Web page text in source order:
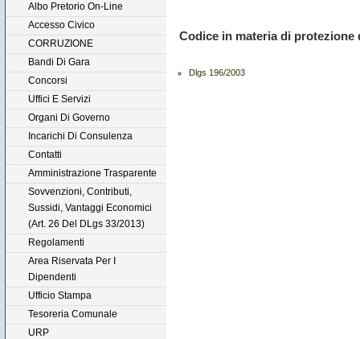
Albo Pretorio On-Line
Accesso Civico
CORRUZIONE
Bandi Di Gara
Concorsi
Uffici E Servizi
Organi Di Governo
Incarichi Di Consulenza
Contatti
Amministrazione Trasparente
Sovvenzioni, Contributi,
Sussidi, Vantaggi Economici
(Art. 26 Del DLgs 33/2013)
Regolamenti
Area Riservata Per I
Dipendenti
Ufficio Stampa
Tesoreria Comunale
URP
Codice in materia di protezione
Dlgs 196/2003